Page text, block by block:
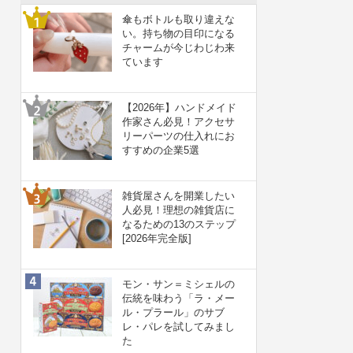
傘もボトルも取り違えな
い。持ち物の目印になる
チャームが今じわじわ来
ています
【2026年】ハンドメイド
作家さん必見！アクセサ
リーパーツの仕入れにお
すすめの企業5選
雑貨屋さんを開業したい
人必見！理想の雑貨店に
なるための13のステップ
[2026年完全版]
モン・サン＝ミシェルの
伝統を味わう「ラ・メー
ル・プラール」のサブ
レ・パレを試してみまし
た